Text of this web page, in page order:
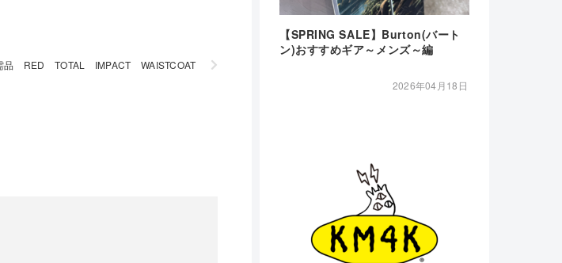
品 RED TOTAL IMPACT WAISTCOAT
【SPRING SALE】Burton(バート
ン)おすすめギア～メンズ～編
2026年04月18日